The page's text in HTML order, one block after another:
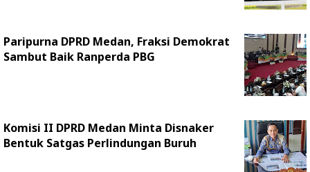
Paripurna DPRD Medan, Fraksi Demokrat
Sambut Baik Ranperda PBG
Komisi II DPRD Medan Minta Disnaker
Bentuk Satgas Perlindungan Buruh